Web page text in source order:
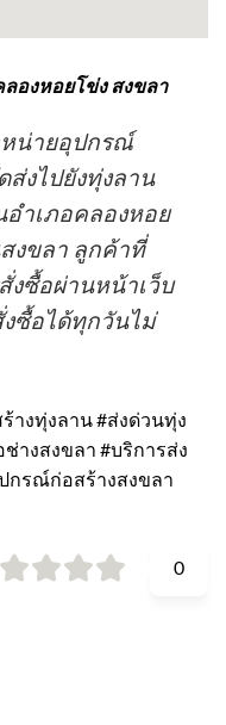
องหอยโข่ง สงขลา
น่ายอุปกรณ์
ส่งไปยังทุ่งลาน
อำเภอคลองหอย
งขลา ลูกค้าที่
งซื้อผ่านหน้าเว็บ
งซื้อได้ทุกวันไม่
างทุ่งลาน #ส่งด่วนทุ่ง
างสงขลา #บริการส่ง
กรณ์ก่อสร้างสงขลา
0